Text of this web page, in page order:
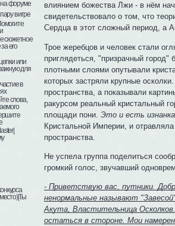
влиянием божества Лжи - в нём
свидетельствовало о том, что
Сердца в этот сложный период, а
Трое жеребцов и человек стали
приглядеться, "призрачный
плотными слоями опутывали
которых застряли крупные
пространства, а показывали
ракурсом реальный кристальный
площади пони.Это и есть
Кристальной Империи, и
пространства.
Не успела группа поделиться
громкий голос, звучавший
- Приветствую вас, путники.
ненормальные называют
Акута, Властительница
остаться в стороне. Мои